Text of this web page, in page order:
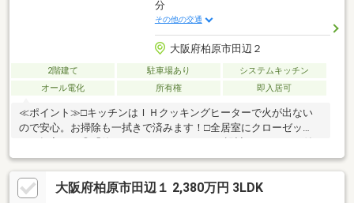
分
その他の交通
大阪府柏原市田辺２
2階建て 駐車場あり
システムキッチン
オール電化
所有権 即入居可
≪ポイント≫□キッチンはＩＨクッキングヒーターで火が出ない
ので安心。お掃除も一拭きで済みます！□全居室にクローゼッ
き洗面台で忙しい朝の支度もスムーズに進められます♪≪周辺環境
≫スーパーマルヒ国分店：徒歩15分（1171ｍ）セブンイレブン柏
原田辺店：徒歩10分（747ｍ）
大阪府柏原市田辺１ 2,380万円 3LDK